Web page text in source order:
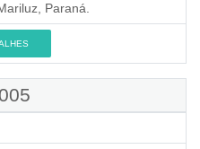
Paraná.